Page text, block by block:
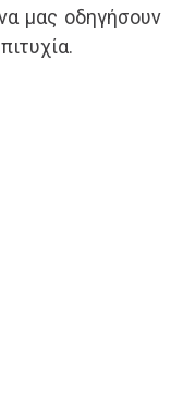
μας οδηγήσουν